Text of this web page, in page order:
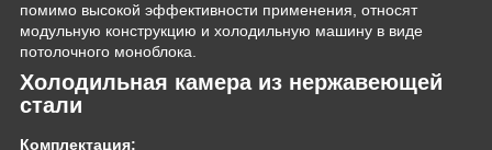
помимо высокой эффективности применения, относят
модульную конструкцию и холодильную машину в виде
потолочного моноблока.
Холодильная камера из нержавеющей
стали
Комплектация: